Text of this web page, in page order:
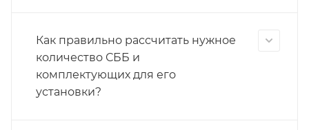
Как правильно рассчитать нужное
количество СББ и
комплектующих для его
установки?